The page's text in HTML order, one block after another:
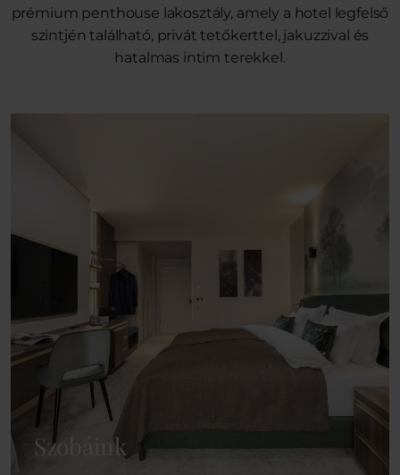
prémium penthouse lakosztály, amely a hotel legfelső
szintjén található, privát tetőkerttel, jakuzzival és
hatalmas intim terekkel.
Szobáink